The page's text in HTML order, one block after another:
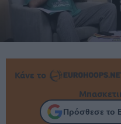
Κάνε το
Πρόσθεσε το